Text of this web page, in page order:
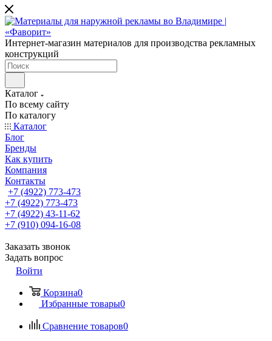
Интернет-магазин материалов для производства рекламных
конструкций
Каталог
По всему сайту
По каталогу
Каталог
Блог
Бренды
Как купить
Компания
Контакты
+7 (4922) 773-473
+7 (4922) 773-473
+7 (4922) 43-11-62
+7 (910) 094-16-08
Заказать звонок
Задать вопрос
Войти
Корзина0
Избранные товары0
Сравнение товаров0